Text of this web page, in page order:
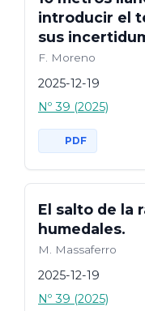
PDF
2025-12-19
introducir el
sus
F. Moreno
Nº 39 (2025)
2025-12-19
El salto de la
humedales.
M. Massaferro
Nº 39 (2025)